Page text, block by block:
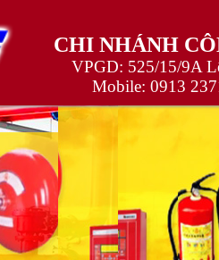
CHI NHÁNH
VPGD: 525/15/9A
Mobile: 0913